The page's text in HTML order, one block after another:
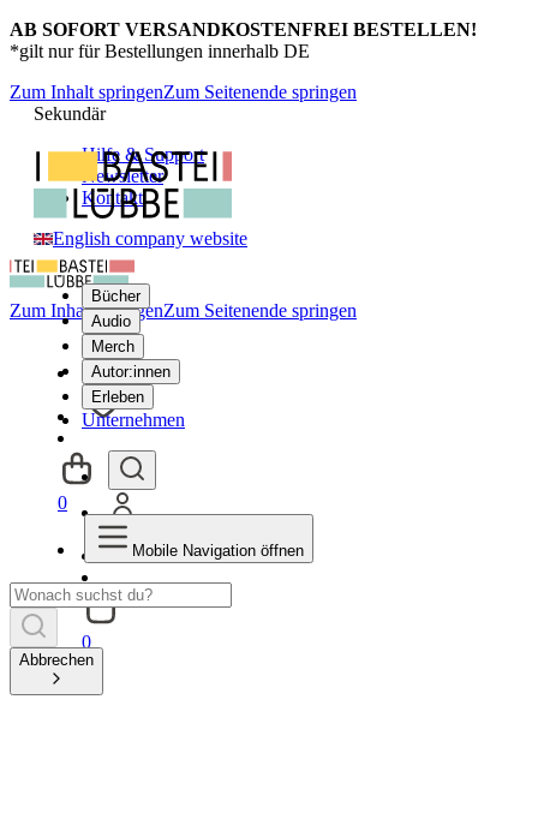
AB SOFORT VERSANDKOSTENFREI BESTELLEN!
*gilt nur für Bestellungen innerhalb DE
Zum Inhalt springenZum Seitenende springen
Sekundär
Hilfe & Support
Newsletter
Kontakt
English company website
Bücher
Audio
Merch
Autor:innen
Erleben
Unternehmen
0
Zum Inhalt springenZum Seitenende springen
0
Mobile Navigation öffnen
Abbrechen